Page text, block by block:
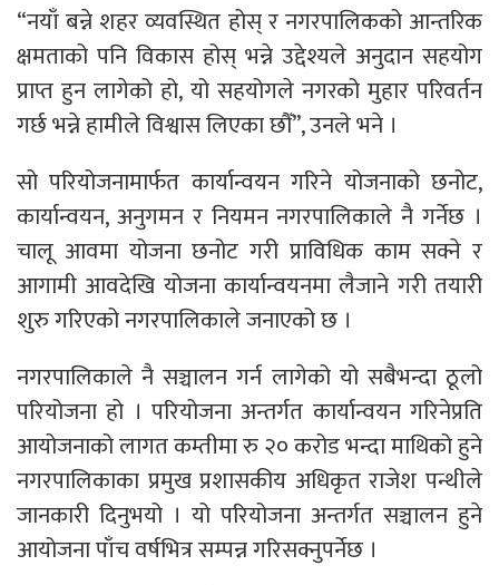
“नयाँ बन्ने शहर व्यवस्थित होस् र नगरपालिकको आन्तरिक
क्षमताको पनि विकास होस् भन्ने उद्देश्यले अनुदान सहयोग
प्राप्त हुन लागेको हो, यो सहयोगले नगरको मुहार परिवर्तन
गर्छ भन्ने हामीले विश्वास लिएका छौँ”, उनले भने ।
सो परियोजनामार्फत कार्यान्वयन गरिने योजनाको छनोट,
कार्यान्वयन, अनुगमन र नियमन नगरपालिकाले नै गर्नेछ ।
चालू आवमा योजना छनोट गरी प्राविधिक काम सक्ने र
आगामी आवदेखि योजना कार्यान्वयनमा लैजाने गरी तयारी
शुरु गरिएको नगरपालिकाले जनाएको छ ।
नगरपालिकाले नै सञ्चालन गर्न लागेको यो सबैभन्दा ठूलो
परियोजना हो । परियोजना अन्तर्गत कार्यान्वयन गरिनेप्रति
आयोजनाको लागत कम्तीमा रु २० करोड भन्दा माथिको हुने
नगरपालिकाका प्रमुख प्रशासकीय अधिकृत राजेश पन्थीले
जानकारी दिनुभयो । यो परियोजना अन्तर्गत सञ्चालन हुने
आयोजना पाँच वर्षभित्र सम्पन्न गरिसक्नुपर्नेछ ।